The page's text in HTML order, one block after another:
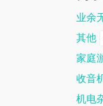
业余
其他
家庭
收音
机电